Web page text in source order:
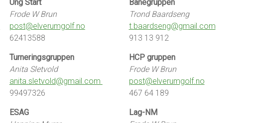
Ung Start
Frode W Brun
post@elverumgolf.no
62413588
Turneringsgruppen
Anita Sletvold
anita.sletvold@gmail.com
99497326
ESAG
Banegruppen
Trond Baardseng
t.baardseng@gmail.com
913 13 912
HCP gruppen
Frode W Brun
post@elverumgolf.no
467 64 189
Lag-NM